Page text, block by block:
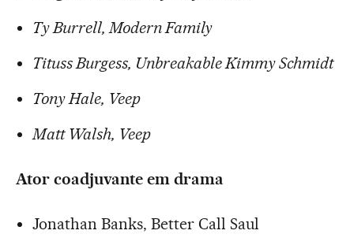
Ty Burrell, Modern Family
Tituss Burgess, Unbreakable Kimmy Schmidt
Tony Hale, Veep
Matt Walsh, Veep
Ator coadjuvante em drama
Jonathan Banks, Better Call Saul